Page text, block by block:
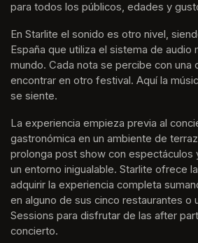
para todos los públicos, edades y
En Starlite el sonido es otro nivel,
España que utiliza el sistema de audio
mundo. Cada nota se percibe con una
encontrar en otro festival. Aquí la
se siente.
La experiencia empieza previa al
gastronómica en un ambiente de
prolonga post show con espectáculos
un entorno inigualable. Starlite ofrece
adquirir la experiencia completa
en alguno de sus cinco restaurantes o
Sessions para disfrutar de las after
concierto.